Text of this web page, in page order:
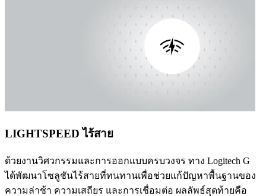
LIGHTSPEED ไร้สาย
ด้วยงานวิศวกรรมและการออกแบบครบวงจร ทาง Logitech G
ได้พัฒนาโซลูชันไร้สายที่ทนทานเพื่อช่วยแก้ปัญหาพื้นฐานของ
ความล่าช้า ความเสถียร และการเชื่อมต่อ ผลลัพธ์สุดท้ายคือ